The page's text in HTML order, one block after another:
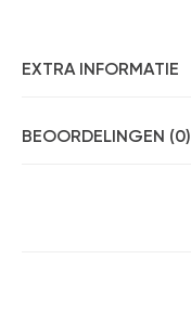
EXTRA INFORMATIE
BEOORDELINGEN (0)